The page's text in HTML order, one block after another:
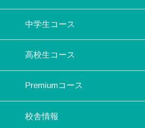
中学生コース
高校生コース
Premiumコース
校舎情報